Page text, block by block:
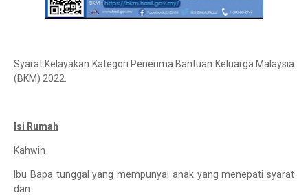
Syarat Kelayakan Kategori Penerima Bantuan Keluarga Malaysia
(BKM) 2022.
Isi Rumah
Kahwin
Ibu Bapa tunggal yang mempunyai anak yang menepati syarat
dan